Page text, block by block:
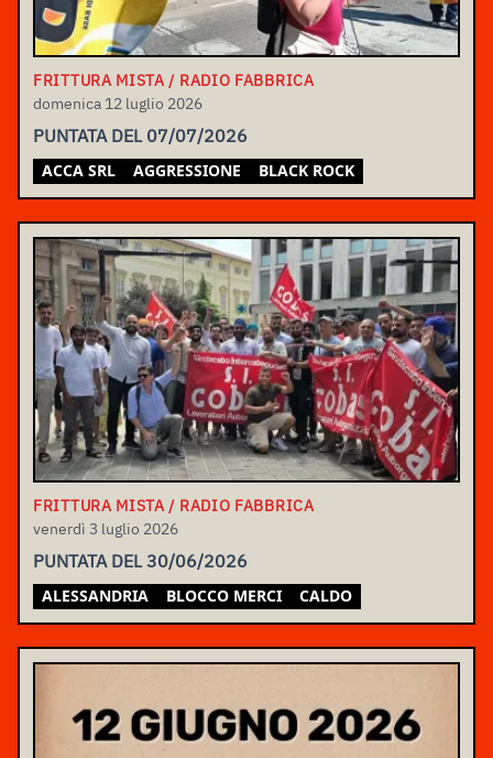
FRITTURA MISTA / RADIO FABBRICA
domenica 12 luglio 2026
PUNTATA DEL 07/07/2026
ACCA SRL AGGRESSIONE BLACK ROCK
FRITTURA MISTA / RADIO FABBRICA
venerdì 3 luglio 2026
PUNTATA DEL 30/06/2026
ALESSANDRIA BLOCCO MERCI CALDO